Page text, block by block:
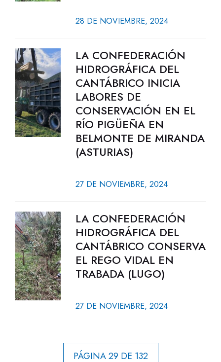
28 DE NOVIEMBRE, 2024
LA CONFEDERACIÓN
HIDROGRÁFICA DEL
CANTÁBRICO INICIA
LABORES DE
CONSERVACIÓN EN EL
RÍO PIGÜEÑA EN
BELMONTE DE MIRANDA
(ASTURIAS)
27 DE NOVIEMBRE, 2024
LA CONFEDERACIÓN
HIDROGRÁFICA DEL
CANTÁBRICO CONSERVA
EL REGO VIDAL EN
TRABADA (LUGO)
27 DE NOVIEMBRE, 2024
PÁGINA 29 DE 132